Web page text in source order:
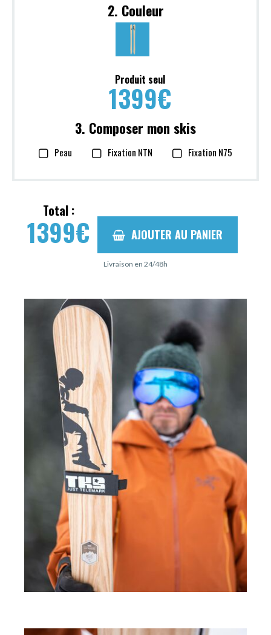
2. Couleur
Produit seul
1399€
3. Composer mon skis
Peau Fixation NTN Fixation N75
Total :
1399€ AJOUTER AU PANIER
Livraison en 24/48h